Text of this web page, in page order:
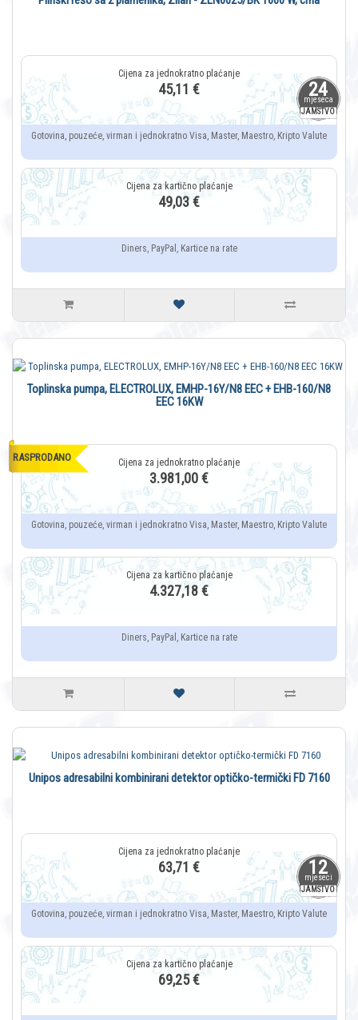
24
mjeseca
JAMSTVO
45,11 €
Gotovina, pouzeće, virman i jednokratno Visa, Master, Maestro, Kripto Valute
49,03 €
Diners, PayPal, Kartice na rate
RASPRODANO
Toplinska pumpa, ELECTROLUX, EMHP-16Y/N8 EEC + EHB-160/N8
EEC 16KW
3.981,00 €
Gotovina, pouzeće, virman i jednokratno Visa, Master, Maestro, Kripto Valute
4.327,18 €
Diners, PayPal, Kartice na rate
12
mjeseci
JAMSTVO
Unipos adresabilni kombinirani detektor optičko-termički FD 7160
63,71 €
Gotovina, pouzeće, virman i jednokratno Visa, Master, Maestro, Kripto Valute
69,25 €